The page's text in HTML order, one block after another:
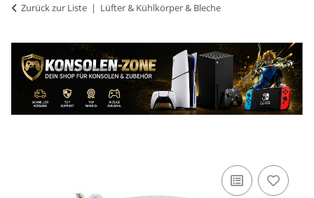
Zurück zur Liste Lüfter & Kühlkörper & Bleche